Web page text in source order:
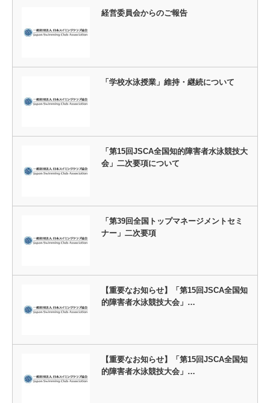
経営委員会からのご報告
「学校水泳授業」維持・継続について
「第15回JSCA全国知的障害者水泳競技大
会」二次要項について
「第39回全国トップマネージメントセミ
ナー」二次要項
【重要なお知らせ】「第15回JSCA全国知
的障害者水泳競技大会」…
【重要なお知らせ】「第15回JSCA全国知
的障害者水泳競技大会」…